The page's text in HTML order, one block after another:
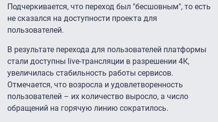
Подчеркивается, что переход был "бесшовным", то есть
не сказался на доступности проекта для
пользователей.
В результате перехода для пользователей платформы
стали доступны live-трансляции в разрешении 4К,
увеличилась стабильность работы сервисов.
Отмечается, что возросла и удовлетворенность
пользователей – их количество выросло, а число
обращений на горячую линию сократилось.